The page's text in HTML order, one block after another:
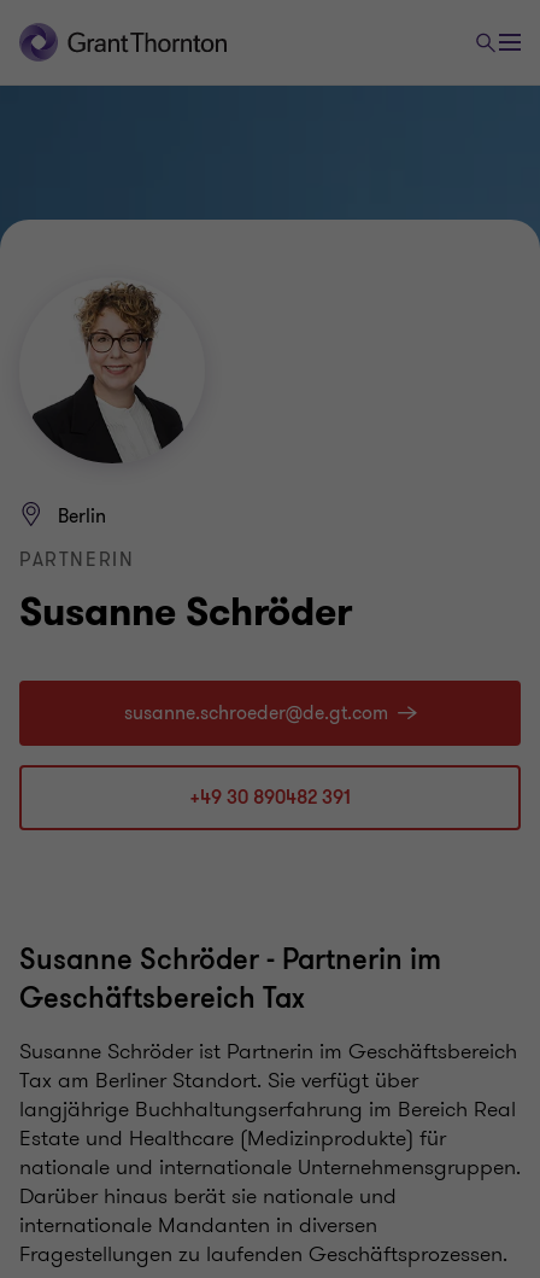
Susanne Schröder
Berlin
PARTNERIN
+49 30 890482 391
Susanne Schröder - Partnerin im
Geschäftsbereich Tax
Susanne Schröder ist Partnerin im Geschäftsbereich
Tax am Berliner Standort. Sie verfügt über
langjährige Buchhaltungserfahrung im Bereich Real
Estate und Healthcare (Medizinprodukte) für
nationale und internationale Unternehmensgruppen.
Darüber hinaus berät sie nationale und
internationale Mandanten in diversen
Fragestellungen zu laufenden Geschäftsprozessen.